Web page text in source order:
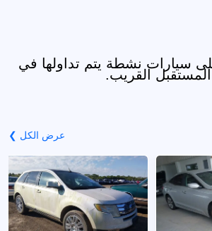
سيارات نشطة يتم تداولها في
المستقبل القريب.
عرض الكل ❯